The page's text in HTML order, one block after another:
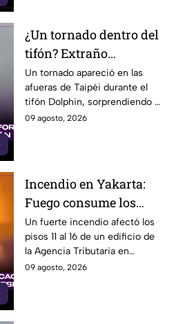
¿Un tornado dentro del
tifón? Extraño
fenómeno sorprende a
meteorólogos en
Taiwán
Un tornado apareció en las
afueras de Taipéi durante el
tifón Dolphin, sorprendiendo a
meteorólogos taiwaneses que
09 agosto, 2026
Incendio en Yakarta:
Fuego consume los
últimos pisos de
edificio de la Agencia
Tributaria
Un fuerte incendio afectó los
pisos 11 al 16 de un edificio de
la Agencia Tributaria en
Yakarta, Indonesia, provocando
09 agosto, 2026